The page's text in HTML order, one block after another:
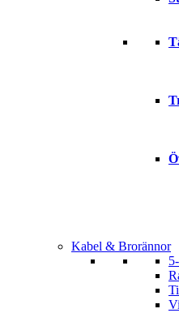
Kabel & Brorännor